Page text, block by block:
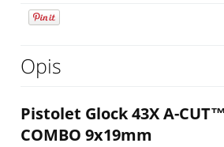
Opis
Pistolet Glock 43X A-
COMBO 9x19mm